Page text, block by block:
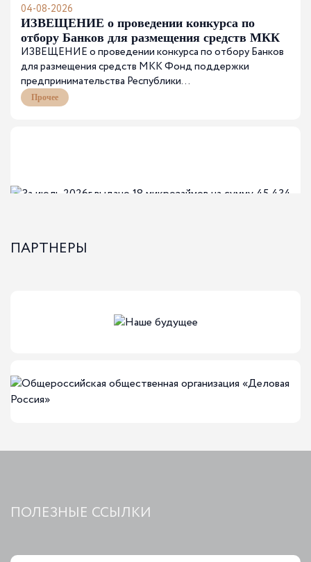
04-08-2026
ИЗВЕЩЕНИЕ о проведении конкурса по
отбору Банков для размещения средств МКК
Фонд поддержки предпринимательства
Республики Мордовия во вклады.
ИЗВЕЩЕНИЕ о проведении конкурса по отбору Банков
для размещения средств МКК Фонд поддержки
предпринимательства Республики...
Прочее
сумму 45 434 000,00
За июль 2026г выдано 18 микрозаймов на сумму 45 434
31-07-2026
ПАРТНЕРЫ
ПОЛЕЗНЫЕ ССЫЛКИ